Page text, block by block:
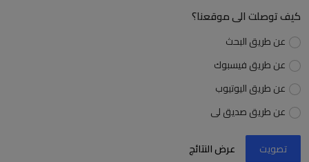
كيف توصلت الى موقعنا؟
عن طريق البحث
عن طريق فيسبوك
عن طريق اليوتيوب
عن طريق صديق لى
تصويت عرض النتائج